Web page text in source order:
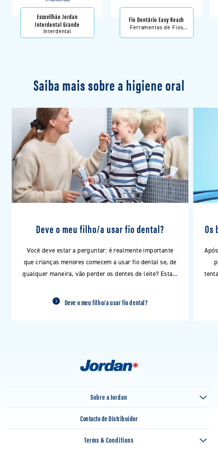
Escovilhão Jordan
Interdental Grande
Interdental
Fio Dentário Easy Reach
Ferramentas de Fios
Dentais
Saiba mais sobre a higiene oral
Deve o meu filho/a usar fio dental?
Você deve estar a perguntar: é realmente importante
que crianças menores comecem a usar fio dental se, de
qualquer maneira, vão perder os dentes de leite? Esta...
Deve o meu filho/a usar fio dental?
Sobre a Jordan
Contacto de Distribuidor
Terms & Conditions